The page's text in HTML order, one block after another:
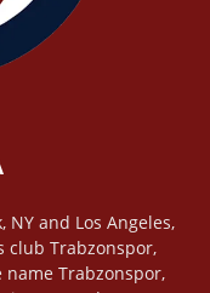
NY and Los Angeles,
club Trabzonspor,
name Trabzonspor,